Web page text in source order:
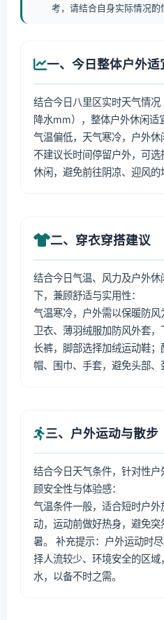
考，请结合自身实际情况酌
一、今日整体户外适
结合今日八里区实时天气情
降水mm），整体户外休闲适
气温偏低，天气寒冷，户外休
不建议长时间停留户外，可
休闲，避免前往阴凉、迎风的
二、穿衣穿搭建议
结合今日气温、风力及户外
下，兼顾舒适与实用性：
气温寒冷，户外需以保暖防
卫衣、薄羽绒服加防风外套
长裤，脚部选择加绒运动鞋
帽、围巾、手套，避免头部、
三、户外运动与散步
结合今日天气条件，针对性
顾安全性与体验感：
气温条件一般，适合短时户
动，运动前做好热身，避免
暑。 补充提示：户外运动时
择人流较少、环境安全的区
水，以备不时之需。